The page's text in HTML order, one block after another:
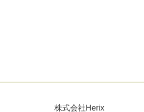
株式会社Herix